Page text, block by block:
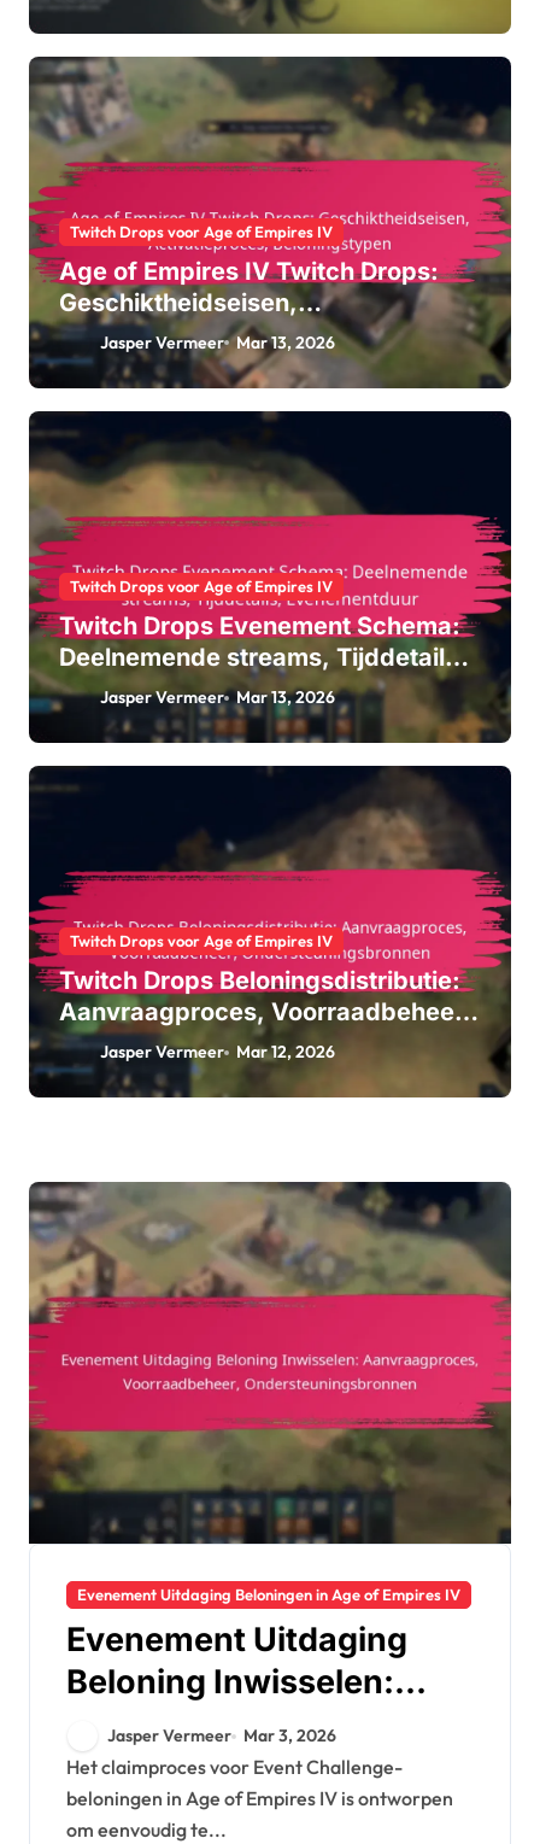
Twitch Drops voor Age of Empires IV
Age of Empires IV Twitch Drops:
Geschiktheidseisen,
Activatieproces, Beloningstypen
Jasper Vermeer Mar 13, 2026
Twitch Drops voor Age of Empires IV
Twitch Drops Evenement Schema:
Deelnemende streams, Tijddetails,
Evenementduur
Jasper Vermeer Mar 13, 2026
Twitch Drops voor Age of Empires IV
Twitch Drops Beloningsdistributie:
Aanvraagproces, Voorraadbeheer,
Ondersteuningsbronnen
Jasper Vermeer Mar 12, 2026
Evenement Uitdaging Beloningen in Age of Empires IV
Evenement Uitdaging
Beloning Inwisselen:
Aanvraagproces,
Voorraadbeheer,
Ondersteuningsbronnen
Jasper Vermeer Mar 3, 2026
Het claimproces voor Event Challenge-
beloningen in Age of Empires IV is ontworpen
om eenvoudig te...